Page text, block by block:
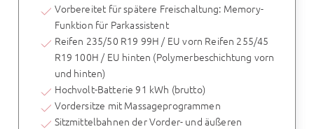
Vorbereitet für spätere Freischaltung: Memory-
Funktion für Parkassistent
Reifen 235/50 R19 99H / EU vorn Reifen 255/45
R19 100H / EU hinten (Polymerbeschichtung vorn
und hinten)
Hochvolt-Batterie 91 kWh (brutto)
Vordersitze mit Massageprogrammen
Sitzmittelbahnen der Vorder- und äußeren